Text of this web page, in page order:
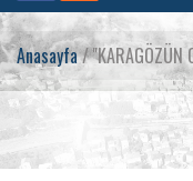
Anasayfa/ ''KARAGÖZÜN